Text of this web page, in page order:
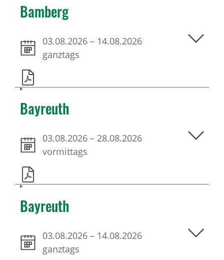
Bamberg
03.08.2026 – 14.08.2026
ganztags
Bayreuth
03.08.2026 – 28.08.2026
vormittags
Bayreuth
03.08.2026 – 14.08.2026
ganztags